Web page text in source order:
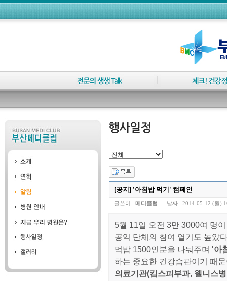
[공지] '아침밥 먹기' 캠페인
글쓴이 : 메디클럽 날짜 : 2014-05-12 (월)
5월 11일 오전 3만 3000여 명
공익 단체의 참여 열기도 높았
먹밥 1500인분을 나눠주며 '아
하는 중요한 건강습관이기 때
의료기관(킴스피부과, 웰니스